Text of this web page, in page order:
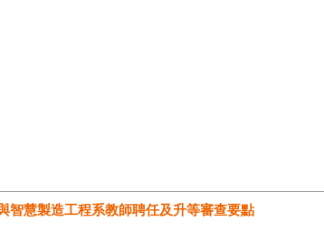
智慧製造工程系教師聘任及升等審查要點